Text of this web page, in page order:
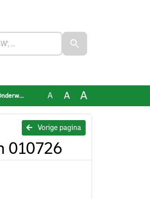
010726 A A A
Vorige pagina
010726